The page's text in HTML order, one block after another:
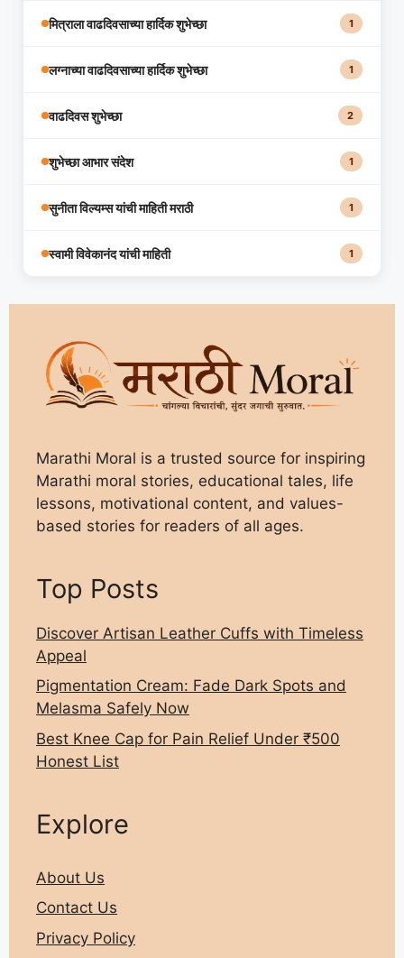
मित्राला वाढदिवसाच्या हार्दिक शुभेच्छा 1
लग्नाच्या वाढदिवसाच्या हार्दिक शुभेच्छा 1
वाढदिवस शुभेच्छा 2
शुभेच्छा आभार संदेश 1
सुनीता विल्यम्स यांची माहिती मराठी 1
स्वामी विवेकानंद यांची माहिती 1
Marathi Moral is a trusted source for inspiring
Marathi moral stories, educational tales, life
lessons, motivational content, and values-
based stories for readers of all ages.
Top Posts
Discover Artisan Leather Cuffs with Timeless
Appeal
Pigmentation Cream: Fade Dark Spots and
Melasma Safely Now
Best Knee Cap for Pain Relief Under ₹500
Honest List
Explore
About Us
Contact Us
Privacy Policy